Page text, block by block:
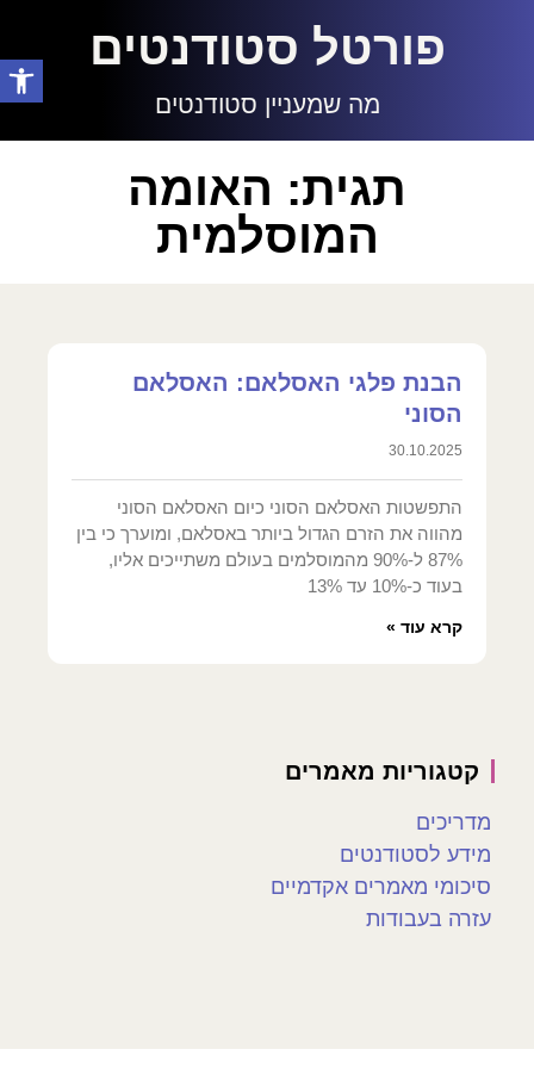
פתח
פורטל סטודנטים
מה שמעניין סטודנטים
תגית: האומה
המוסלמית
הבנת פלגי האסלאם: האסלאם
הסוני
30.10.2025
התפשטות האסלאם הסוני כיום האסלאם הסוני
מהווה את הזרם הגדול ביותר באסלאם, ומוערך כי בין
87% ל-90% מהמוסלמים בעולם משתייכים אליו,
בעוד כ-10% עד 13%
קרא עוד »
קטגוריות מאמרים
מדריכים
מידע לסטודנטים
סיכומי מאמרים אקדמיים
עזרה בעבודות